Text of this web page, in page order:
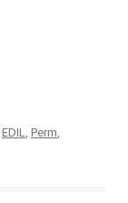
EDIL Perm